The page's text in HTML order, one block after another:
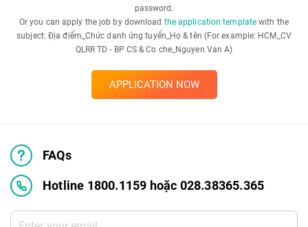
password.
Or you can apply the job by download the application template with the
subject: Địa điểm_Chức danh ứng tuyển_Họ & tên (For example: HCM_CV
QLRR TD - BP CS & Co che_Nguyen Van A)
APPLICATION NOW
FAQs
Hotline 1800.1159 hoặc 028.38365.365